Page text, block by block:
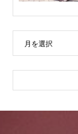
月を選択